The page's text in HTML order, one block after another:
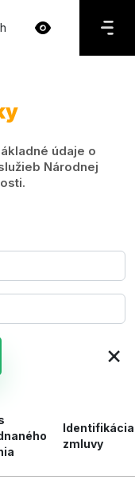
údaje o
Národnej
×
Identifikácia
zmluvy